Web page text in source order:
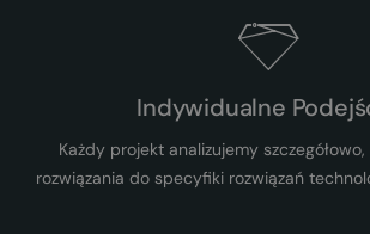
Indywidualne
Każdy projekt analizujemy
rozwiązania do specyfiki rozwiązań